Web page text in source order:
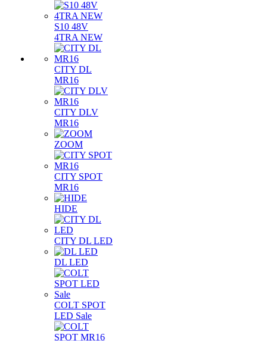
S10 48V
4TRA NEW
CITY DL
MR16
CITY DLV
MR16
ZOOM
CITY SPOT
MR16
HIDE
CITY DL LED
DL LED
COLT SPOT
LED Sale